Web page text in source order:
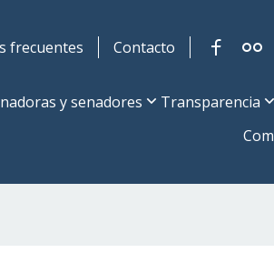
frecuentes Contacto
y senadores Transparencia